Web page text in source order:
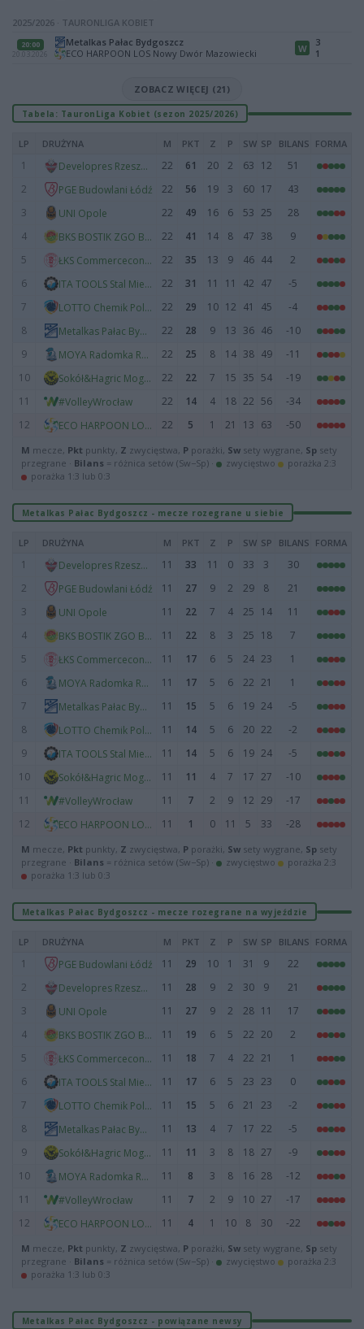
2025/2026 · TAURONLIGA KOBIET
20:00
20.03.2026
Metalkas Pałac Bydgoszcz
ECO HARPOON LOS Nowy Dwór Mazowiecki
W
3
1
ZOBACZ WIĘCEJ (21)
Tabela: TauronLiga Kobiet (sezon 2025/2026)
LP DRUŻYNA M PKT Z P SW SP BILANS FORMA
1 Developres Rzeszów 22 61 20 2 63 12
51
2
PGE Budowlani Łódź 22 56 19 3 60 17
43
3
UNI Opole 22 49 16 6 53 25
28
4
BKS BOSTIK ZGO Bielsko-Biała 22 41 14 8 47 38
9
5
ŁKS Commercecon Łódź 22 35 13 9 46 44
2
6
ITA TOOLS Stal Mielec 22 31 11 11 42 47
-5
7
LOTTO Chemik Police 22 29 10 12 41 45
-4
8
Metalkas Pałac Bydgoszcz 22 28 9 13 36 46
-10
9
MOYA Radomka Radom 22 25 8 14 38 49
-11
10
Sokół&Hagric Mogilno 22 22 7 15 35 54
-19
11
#VolleyWrocław 22 14 4 18 22 56
-34
12
ECO HARPOON LOS Nowy Dwór Mazowiecki 22 5 1 21 13 63 -50
M mecze, Pkt punkty, Z zwycięstwa, P porażki, Sw sety wygrane, Sp sety
przegrane · Bilans = różnica setów (Sw−Sp) · zwycięstwo
porażka 2:3
porażka 1:3 lub 0:3
Metalkas Pałac Bydgoszcz - mecze rozegrane u siebie
LP DRUŻYNA M PKT Z P SW SP BILANS FORMA
1 Developres Rzeszów 11 33 11 0 33 3
30
2
PGE Budowlani Łódź 11 27 9 2 29 8
21
3
UNI Opole 11 22 7 4 25 14
11
4
BKS BOSTIK ZGO Bielsko-Biała 11 22 8 3 25 18
7
5
ŁKS Commercecon Łódź 11 17 6 5 24 23
1
6
MOYA Radomka Radom 11 17 5 6 22 21
1
7
Metalkas Pałac Bydgoszcz 11 15 5 6 19 24
-5
8
LOTTO Chemik Police 11 14 5 6 20 22
-2
9
ITA TOOLS Stal Mielec 11 14 5 6 19 24
-5
10
Sokół&Hagric Mogilno 11 11 4 7 17 27
-10
11
#VolleyWrocław 11 7 2 9 12 29
-17
12
ECO HARPOON LOS Nowy Dwór Mazowiecki 11 1 0 11 5 33 -28
M mecze, Pkt punkty, Z zwycięstwa, P porażki, Sw sety wygrane, Sp sety
przegrane · Bilans = różnica setów (Sw−Sp) · zwycięstwo
porażka 2:3
porażka 1:3 lub 0:3
Metalkas Pałac Bydgoszcz - mecze rozegrane na wyjeździe
LP DRUŻYNA M PKT Z P SW SP BILANS FORMA
1 PGE Budowlani Łódź 11 29 10 1 31 9
22
2
Developres Rzeszów 11 28 9 2 30 9
21
3
UNI Opole 11 27 9 2 28 11
17
4
BKS BOSTIK ZGO Bielsko-Biała 11 19 6 5 22 20
2
5
ŁKS Commercecon Łódź 11 18 7 4 22 21
1
6
ITA TOOLS Stal Mielec 11 17 6 5 23 23
0
7
LOTTO Chemik Police 11 15 5 6 21 23
-2
8
Metalkas Pałac Bydgoszcz 11 13 4 7 17 22
-5
9
Sokół&Hagric Mogilno 11 11 3 8 18 27
-9
10
MOYA Radomka Radom 11 8 3 8 16 28
-12
11
#VolleyWrocław 11 7 2 9 10 27
-17
12
ECO HARPOON LOS Nowy Dwór Mazowiecki 11 4 1 10 8 30 -22
M mecze, Pkt punkty, Z zwycięstwa, P porażki, Sw sety wygrane, Sp sety
przegrane · Bilans = różnica setów (Sw−Sp) · zwycięstwo
porażka 2:3
porażka 1:3 lub 0:3
Metalkas Pałac Bydgoszcz - powiązane newsy